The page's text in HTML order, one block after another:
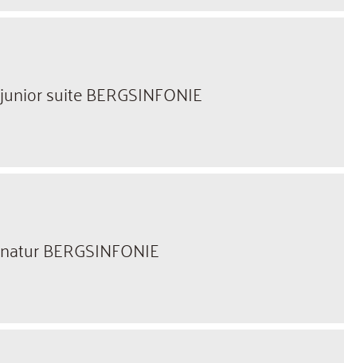
junior suite BERGSINFONIE
natur BERGSINFONIE